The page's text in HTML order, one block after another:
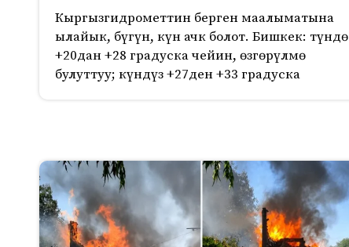
Кыргызгидрометтин берген маалыматына
ылайык, бүгүн, күн ачк болот. Бишкек: түндө
+20дан +28 градуска чейин, өзгөрүлмө
булуттуу; күндүз +27ден +33 градуска